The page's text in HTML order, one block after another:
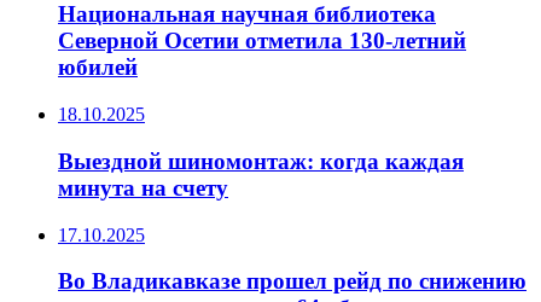
Национальная научная библиотека
Северной Осетии отметила 130-летний
юбилей
18.10.2025
Выездной шиномонтаж: когда каждая
минута на счету
17.10.2025
Во Владикавказе прошел рейд по снижению